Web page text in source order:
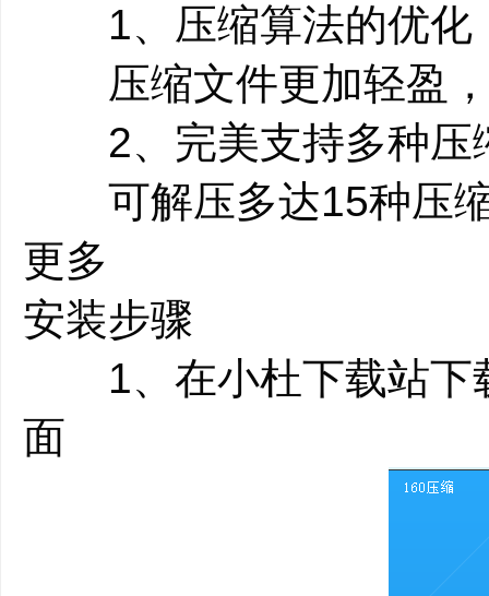
1、压缩算法的优化
压缩文件更加轻盈，
2、完美支持多种压
可解压多达15种压
更多
安装步骤
1、在小杜下载站下
面